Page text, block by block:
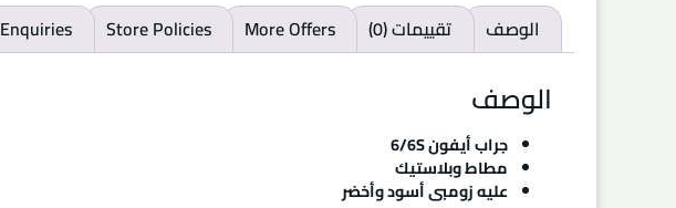
الوصف تقييمات (0) More Offers
Store Policies
Enquiries
الوصف
جراب أيفون 6/6S
مطاط وبلاستيك
عليه زومبى أسود وأخضر